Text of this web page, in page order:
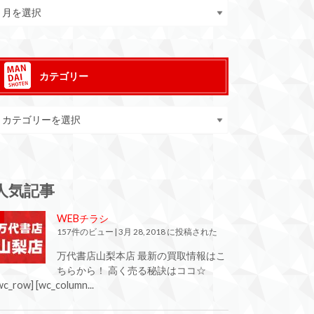
カテゴリー
気記事
WEBチラシ
157件のビュー 3月 28, 2018 に投稿された
万代書店山梨本店 最新の買取情報はこ
ちらから！ 高く売る秘訣はココ☆
[wc_column...